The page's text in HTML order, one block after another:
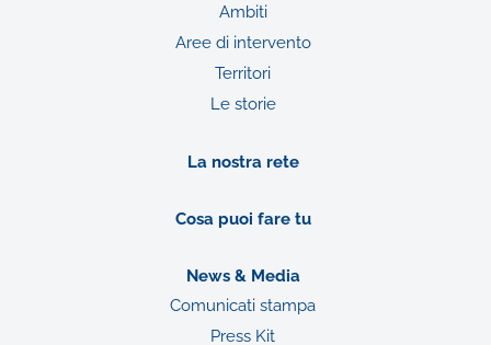
Ambiti
Aree di intervento
Territori
Le storie
La nostra rete
Cosa puoi fare tu
News & Media
Comunicati stampa
Press Kit